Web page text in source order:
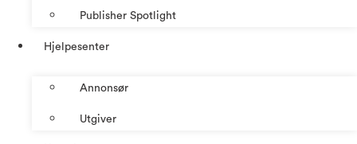
Publisher Spotlight
Hjelpesenter
Annonsør
Utgiver